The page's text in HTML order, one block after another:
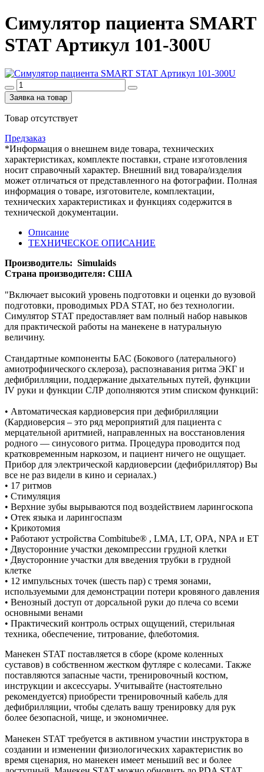
Симулятор пациента SMART
STAT Артикул 101-300U
Заявка на товар
Товар отсутствует
Предзаказ
*Информация о внешнем виде товара, технических
характеристиках, комплекте поставки, стране изготовления
носит справочный характер. Внешний вид товара/изделия
может отличаться от представленного на фотографии. Полная
информация о товаре, изготовителе, комплектации,
технических характеристиках и функциях содержится в
технической документации.
Описание
ТЕХНИЧЕСКОЕ ОПИСАНИЕ
Производитель: Simulaids
Страна производителя: США
"Включает высокий уровень подготовки и оценки до вузовой
подготовки, проводимых PDA STAT, но без технологии.
Симулятор STAT предоставляет вам полный набор навыков
для практической работы на манекене в натуральную
величину.
Стандартные компоненты БАС (Бокового (латерального)
амиотрофиического склероза), распознавания ритма ЭКГ и
дефибрилляции, поддержание дыхательных путей, функции
IV руки и функции СЛР дополняются этим списком функций:
• Автоматическая кардиоверсия при дефибрилляции
(Кардиоверсия – это ряд мероприятий для пациента с
мерцательной аритмией, направленных на восстановления
родного — синусового ритма. Процедура проводится под
кратковременным наркозом, и пациент ничего не ощущает.
Прибор для электрической кардиоверсии (дефибриллятор) Вы
все не раз видели в кино и сериалах.)
• 17 ритмов
• Стимуляция
• Верхние зубы вырываются под воздействием ларингоскопа
• Отек языка и ларингоспазм
• Крикотомия
• Работают устройства Combitube® , LMA, LT, OPA, NPA и ET
• Двусторонние участки декомпрессии грудной клетки
• Двусторонние участки для введения трубки в грудной
клетке
• 12 импульсных точек (шесть пар) с тремя зонами,
используемыми для демонстрации потери кровяного давления
• Венозный доступ от дорсальной руки до плеча со всеми
основными венами
• Практический контроль острых ощущений, стерильная
техника, обеспечение, титрование, флеботомия.
Манекен STAT поставляется в сборе (кроме коленных
суставов) в собственном жестком футляре с колесами. Также
поставляются запасные части, тренировочный костюм,
инструкции и аксессуары. Учитывайте (настоятельно
рекомендуется) приобрести тренировочный кабель для
дефибрилляции, чтобы сделать вашу тренировку для рук
более безопасной, чище, и экономичнее.
Манекен STAT требуется в активном участии инструктора в
создании и изменении физиологических характеристик во
время сценария, но манекен имеет меньший вес и более